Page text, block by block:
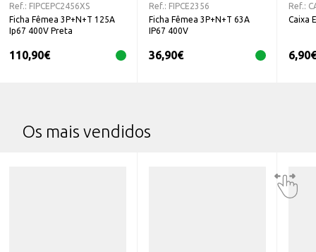
Ref.: FIPCEPC2456XS
Ficha Fêmea 3P+N+T 125A
Ip67 400V Preta
110,90€
Ref.: FIPCE2356
Ficha Fêmea 3P+N+T 63A
IP67 400V
36,90€
Ref.:
Caixa
6,90€
Os mais vendidos